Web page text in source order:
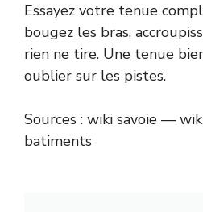
Essayez votre tenue
bougez les bras,
rien ne tire. Une tenue
oublier sur les pistes.
Sources : wiki savoie —
batiments